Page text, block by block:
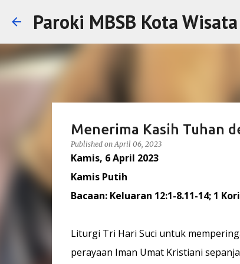
Paroki MBSB Kota Wisata
Menerima Kasih Tuhan
Published onApril 06, 2023
Kamis, 6 April 2023
Kamis Putih
Bacaan: Keluaran 12:1-8.11-14; 1
Liturgi Tri Hari Suci untuk
perayaan Iman Umat Kristiani